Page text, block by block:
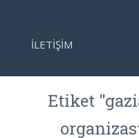
İLETİŞİM
Etiket